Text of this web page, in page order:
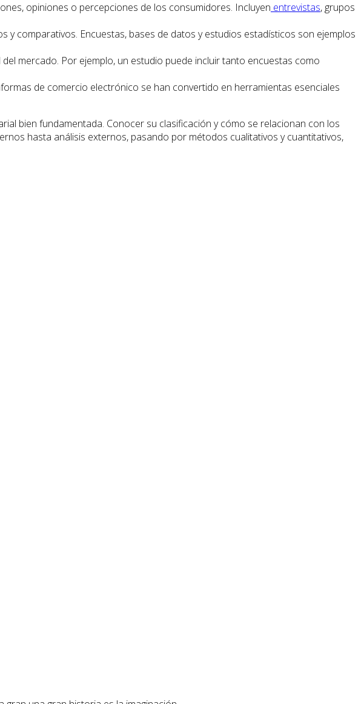
opiniones o percepciones de los consumidores. Incluyen entrevistas, grupos
comparativos. Encuestas, bases de datos y estudios estadísticos son ejemplos
mercado. Por ejemplo, un estudio puede incluir tanto encuestas como
de comercio electrónico se han convertido en herramientas esenciales
bien fundamentada. Conocer su clasificación y cómo se relacionan con los
hasta análisis externos, pasando por métodos cualitativos y cuantitativos,